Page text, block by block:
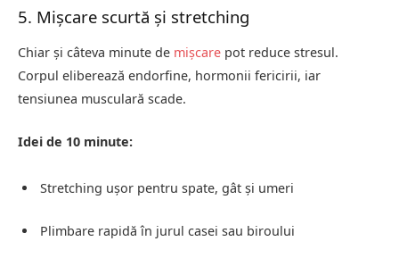
5. Mișcare scurtă și stretching
Chiar și câteva minute de mișcare pot reduce stresul.
Corpul eliberează endorfine, hormonii fericirii, iar
tensiunea musculară scade.
Idei de 10 minute:
Stretching ușor pentru spate, gât și umeri
Plimbare rapidă în jurul casei sau biroului